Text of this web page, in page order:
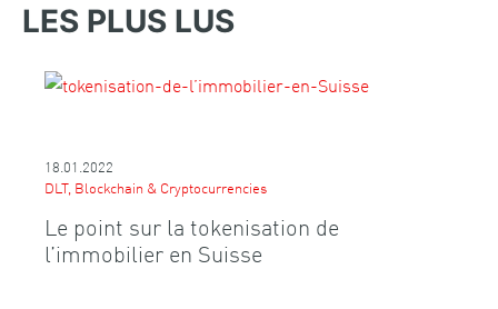
LES PLUS LUS
18.01.2022
DLT, Blockchain & Cryptocurrencies
Le point sur la tokenisation de
l’immobilier en Suisse